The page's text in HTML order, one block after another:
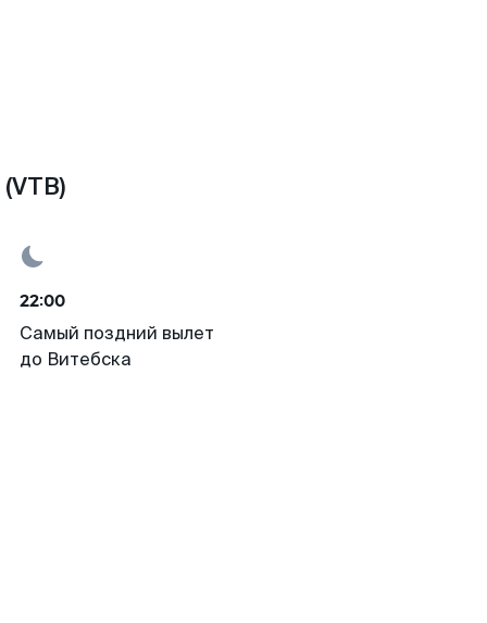
22:00
Самый поздний вылет
до Витебска